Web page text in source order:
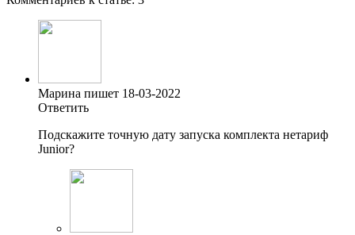
Марина пишет 18-03-2022
Ответить
Подскажите точную дату запуска комплекта нетариф
Junior?